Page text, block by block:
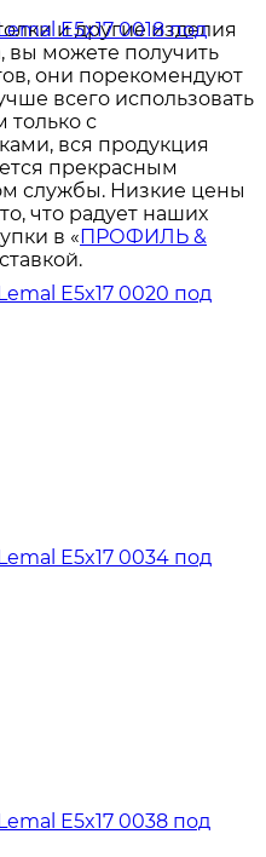
и другие изделия
вы можете получить
они порекомендуют
всего использовать
только с
вся продукция
прекрасным
службы. Низкие цены
что радует наших
в «ПРОФИЛЬ &
E5x17 0018 под
E5x17 0020 под
E5x17 0034 под
E5x17 0038 под